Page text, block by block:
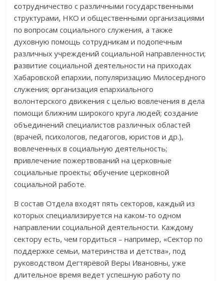
сотрудничество с различными государственными
структурами, НКО и общественными организациями
по вопросам социального служения, а также
духовную помощь сотрудникам и подопечным
различных учреждений социальной направленности;
развитие социальной деятельности на приходах
Хабаровской епархии, популяризацию Милосердного
служения; организация епархиального
волонтерского движения с целью вовлечения в дела
помощи ближним широкого круга людей; создание
объединений специалистов различных областей
(врачей, психологов, педагогов, юристов и др.),
вовлеченных в социальную деятельность;
привлечение пожертвований на церковные
социальные проекты; обучение церковной
социальной работе.
В состав Отдела входят пять секторов, каждый из
которых специализируется на каком-то одном
направлении социальной деятельности. Каждому
сектору есть, чем гордиться – например, «Сектор по
поддержке семьи, материнства и детства», под
руководством Дегтярёвой Веры Ивановны, уже
длительное время ведет успешную работу по